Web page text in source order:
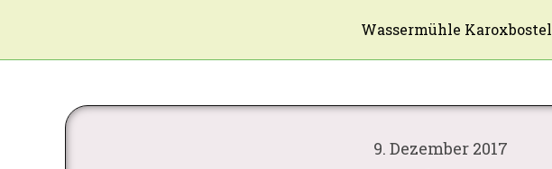
Wassermühle Karoxbostel
9. Dezember 2017